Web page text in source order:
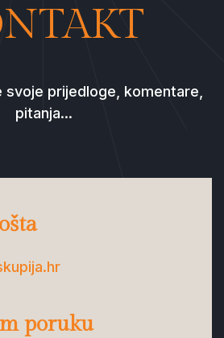
svoje prijedloge, komentare,
pitanja...
poruku